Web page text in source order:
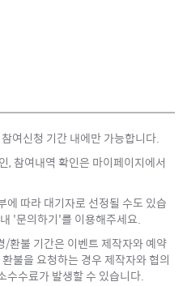
여신청 기간 내에만 가능합니다.
, 참여내역 확인은 마이페이지에서
에 따라 대기자로 선정될 수도 있습
'문의하기'를 이용해주세요.
환불 기간은 이벤트 제작자와 예약
불을 요청하는 경우 제작자와 협의
수수료가 발생할 수 있습니다.